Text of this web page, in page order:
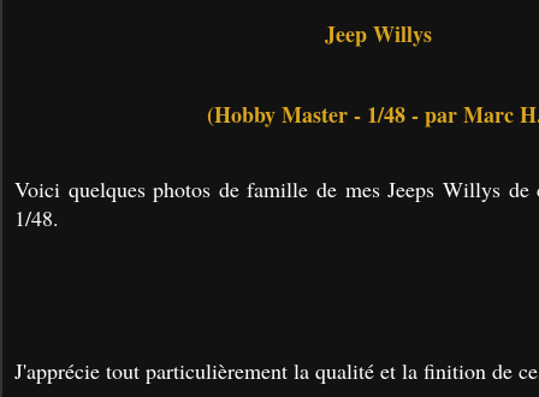
Jeep Willys
(Hobby Master - 1/48 - par Marc
Voici quelques photos de famille de mes Jeeps Willys de
1/48.
J'apprécie tout particulièrement la qualité et la finition de